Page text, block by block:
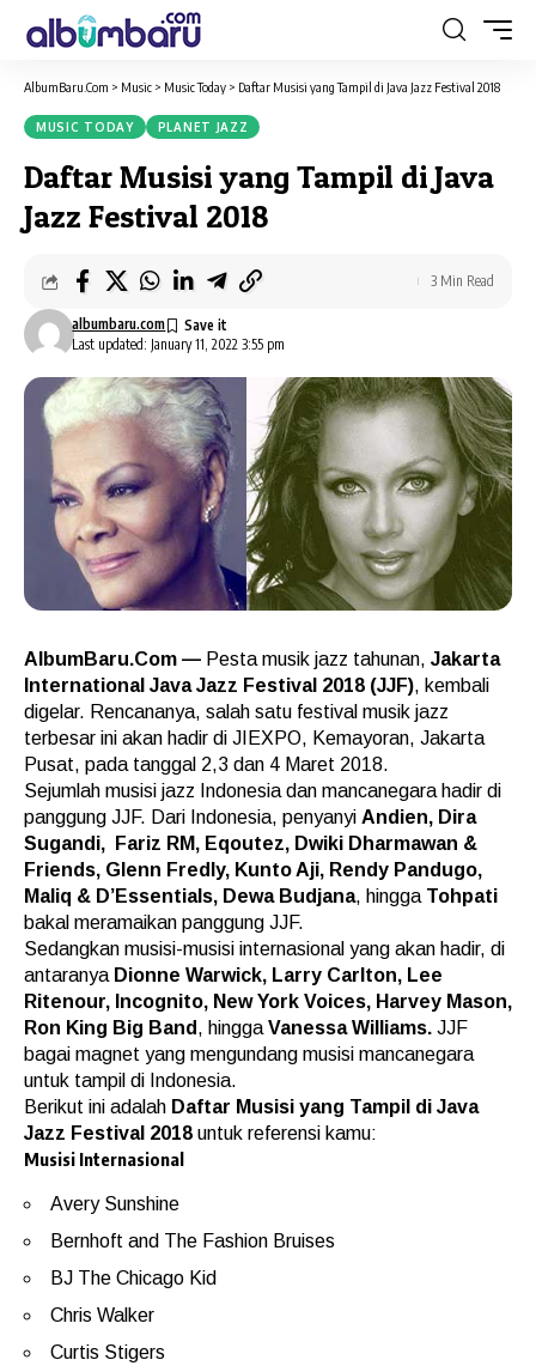
AlbumBaru.Com > Music > Music Today > Daftar Musisi yang Tampil di Java Jazz Festival 2018
MUSIC TODAY PLANET JAZZ
Daftar Musisi yang Tampil di Java
Jazz Festival 2018
Last updated: January 11, 2022 3:55 pm
albumbaru.com
3 Min Read
AlbumBaru.Com — Pesta musik jazz tahunan, Jakarta
International Java Jazz Festival 2018 (JJF), kembali
digelar. Rencananya, salah satu festival musik jazz
terbesar ini akan hadir di JIEXPO, Kemayoran, Jakarta
Pusat, pada tanggal 2,3 dan 4 Maret 2018.
Sejumlah musisi jazz Indonesia dan mancanegara hadir di
panggung JJF. Dari Indonesia, penyanyi Andien, Dira
Sugandi, Fariz RM, Eqoutez, Dwiki Dharmawan &
Friends, Glenn Fredly, Kunto Aji, Rendy Pandugo,
Maliq & D’Essentials, Dewa Budjana, hingga Tohpati
bakal meramaikan panggung JJF.
Sedangkan musisi-musisi internasional yang akan hadir, di
antaranya Dionne Warwick, Larry Carlton, Lee
Ritenour, Incognito, New York Voices, Harvey Mason,
Ron King Big Band , hingga Vanessa Williams. JJF
bagai magnet yang mengundang musisi mancanegara
untuk tampil di Indonesia.
Berikut ini adalah Daftar Musisi yang Tampil di Java
Jazz Festival 2018 untuk referensi kamu:
Musisi Internasional
Avery Sunshine
Bernhoft and The Fashion Bruises
BJ The Chicago Kid
Chris Walker
Curtis Stigers